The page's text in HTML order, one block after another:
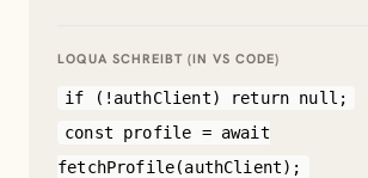
LOQUA SCHREIBT (IN VS CODE)
if (!authClient) return null;
const profile = await
fetchProfile(authClient);